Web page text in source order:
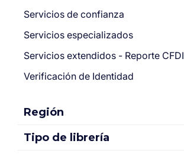
Servicios de confianza
Servicios especializados
Servicios extendidos - Reporte CFDI
Verificación de Identidad
Región
Tipo de librería